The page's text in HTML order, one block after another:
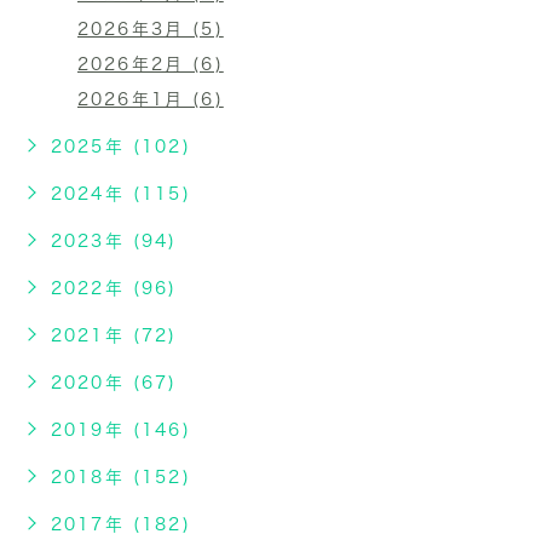
2026年3月 (5)
2026年2月 (6)
2026年1月 (6)
2025年 (102)
2024年 (115)
2023年 (94)
2022年 (96)
2021年 (72)
2020年 (67)
2019年 (146)
2018年 (152)
2017年 (182)